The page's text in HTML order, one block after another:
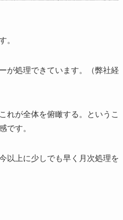
が処理できています。（弊社経
れが全体を俯瞰する。というこ
です。
以上に少しでも早く月次処理を